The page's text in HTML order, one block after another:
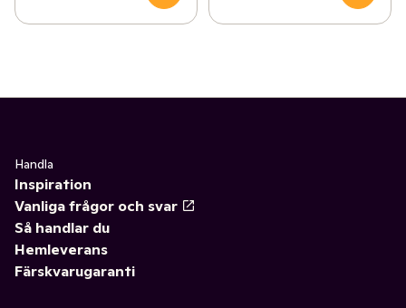
Handla
Inspiration
Vanliga frågor och svar
Så handlar du
Hemleverans
Färskvarugaranti